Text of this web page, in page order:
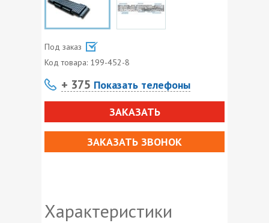
Под заказ
Код товара: 199-452-8
+ 375 Показать телефоны
ЗАКАЗАТЬ
ЗАКАЗАТЬ ЗВОНОК
Характеристики